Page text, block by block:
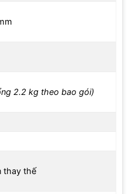
ẩm liên tục. Humidistat tự
xác, trong khi chế độ hẹn
tiết kiệm điện và lập lịch
dễ vệ sinh, đảm bảo tuổi
2.2 kg theo bao gói)
thay thế